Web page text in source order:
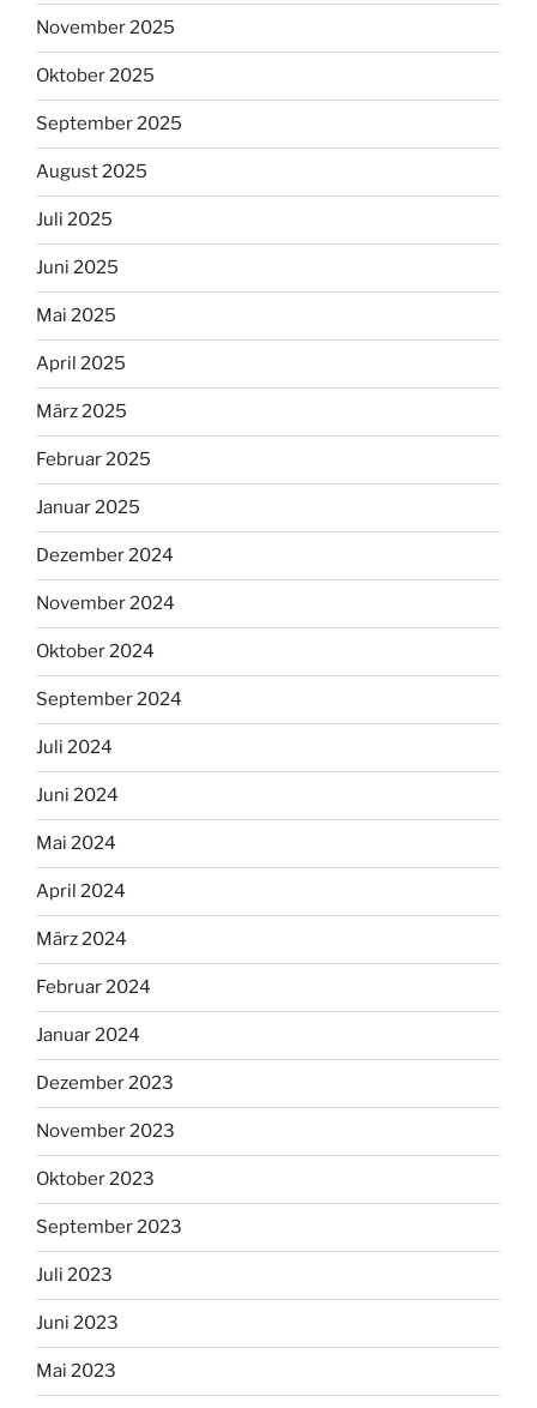
November 2025
Oktober 2025
September 2025
August 2025
Juli 2025
Juni 2025
Mai 2025
April 2025
März 2025
Februar 2025
Januar 2025
Dezember 2024
November 2024
Oktober 2024
September 2024
Juli 2024
Juni 2024
Mai 2024
April 2024
März 2024
Februar 2024
Januar 2024
Dezember 2023
November 2023
Oktober 2023
September 2023
Juli 2023
Juni 2023
Mai 2023